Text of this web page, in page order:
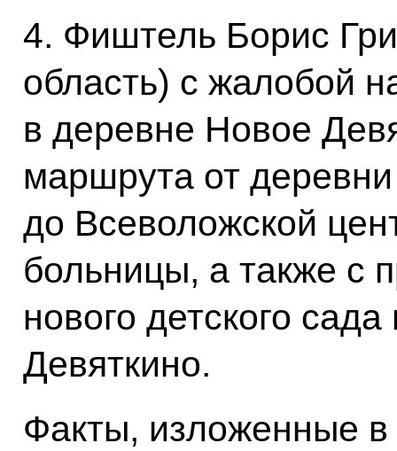
4. Фиштель Борис
область) с жалобой
в деревне Новое
маршрута от
до Всеволожской
больницы, а также с
нового детского
Девяткино.
Факты, изложенные